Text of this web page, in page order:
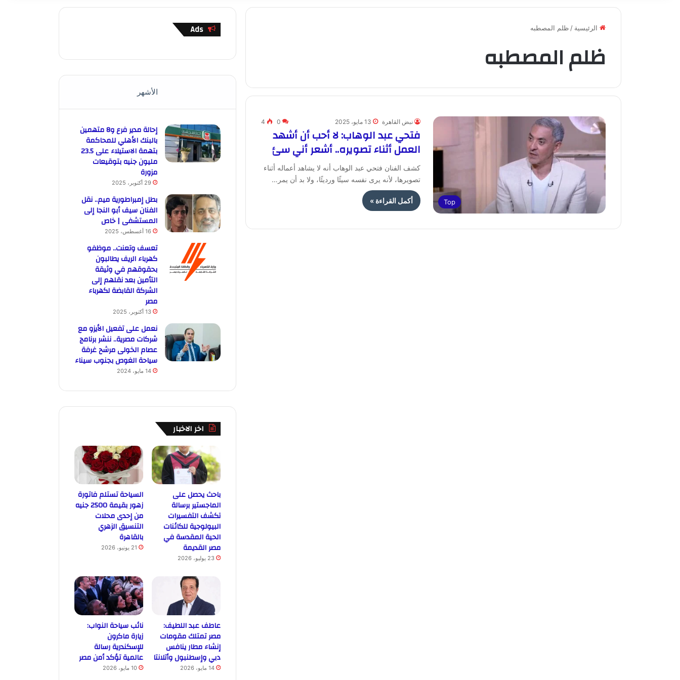
الرئيسية / ظلم المصطبه
ظلم المصطبه
Top
نبض القاهرة 13 مايو، 2025 0
4
فتحي عبد الوهاب: لا أحب أن أشهد
العمل أثناء تصويره.. أشعر أني سئ
كشف الفنان فتحي عبد الوهاب أنه لا يشاهد أعماله أثناء
تصويرها، لأنه يرى نفسه سيئًا ورديئًا، ولا بد أن يمر…
أكمل القراءة »
Ads
الأشهر
إحالة مدير فرع و8 متهمين
بالبنك الأهلي للمحاكمة
بتهمة الاستيلاء على 23.5
مليون جنيه بتوقيعات
مزورة
29 أكتوبر، 2025
بطل إمبراطورية ميم.. نقل
الفنان سيف أبو النجا إلى
المستشفى | خاص
16 أغسطس، 2025
تعسف وتعنت.. موظفو
كهرباء الريف يطالبون
بحقوقهم في وثيقة
التأمين بعد نقلهم إلى
الشركة القابضة لكهرباء
مصر
13 أكتوبر، 2025
نعمل على تفعيل الأيزو مع
شركات مصرية.. ننشر برنامج
عصام الخولى مرشح غرفة
سياحة الغوص بجنوب سيناء
14 مايو، 2024
اخر الاخبار
باحث يحصل على
الماجستير برسالة
تكشف التفسيرات
البيولوجية للكائنات
الحية المقدسة في
مصر القديمة
23 يوليو، 2026
السياحة تستلم فاتورة
زهور بقيمة 2500 جنيه
من إحدى محلات
التنسيق الزهري
بالقاهرة
21 يونيو، 2026
عاطف عبد اللطيف:
مصر تمتلك مقومات
إنشاء مطار ينافس
دبي وإسطنبول وأتلانتا
14 مايو، 2026
نائب سياحة النواب:
زيارة ماكرون
للإسكندرية رسالة
عالمية تؤكد أمن مصر
10 مايو، 2026